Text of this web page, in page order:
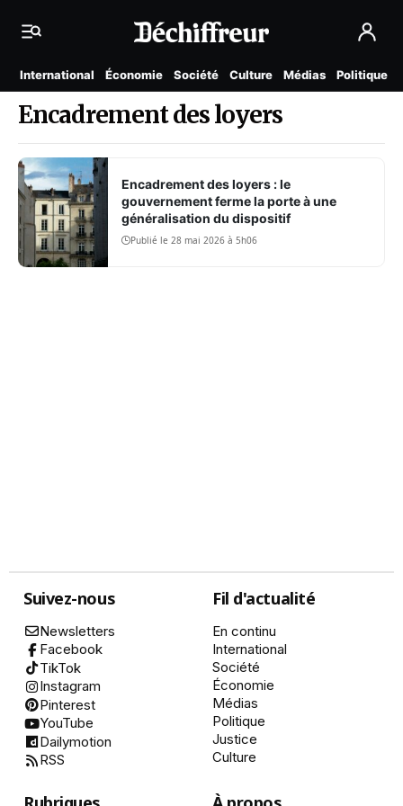
International Économie Société Culture Médias Politique
Encadrement des loyers
Encadrement des loyers : le
gouvernement ferme la porte à une
généralisation du dispositif
Publié le 28 mai 2026 à 5h06
Suivez-nous
Newsletters
Facebook
TikTok
Instagram
Pinterest
YouTube
Dailymotion
RSS
Fil d'actualité
En continu
International
Société
Économie
Médias
Politique
Justice
Culture